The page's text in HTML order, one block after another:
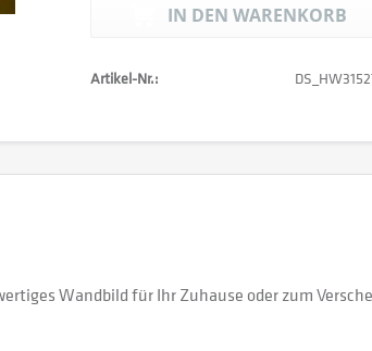
IN DEN WARENKORB
Artikel-Nr.:
Wandbild für Ihr Zuhause oder zum